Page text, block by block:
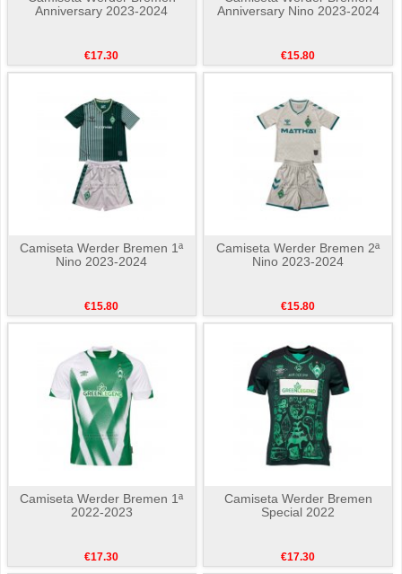
Anniversary 2023-2024
€17.30
Anniversary Nino 2023-2024
€15.80
Camiseta Werder Bremen 1ª
Nino 2023-2024
€15.80
Camiseta Werder Bremen 2ª
Nino 2023-2024
€15.80
Camiseta Werder Bremen 1ª
2022-2023
€17.30
Camiseta Werder Bremen
Special 2022
€17.30